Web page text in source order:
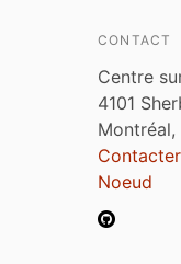
CONTACT
Centre
4101
Montréal,
Noeud